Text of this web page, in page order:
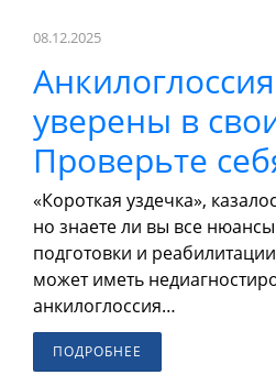
08.12.2025
уверены в
Проверьте
«Короткая уздечка»,
но знаете ли вы все
подготовки и
может иметь
анкилоглоссия…
ПОДРОБНЕЕ